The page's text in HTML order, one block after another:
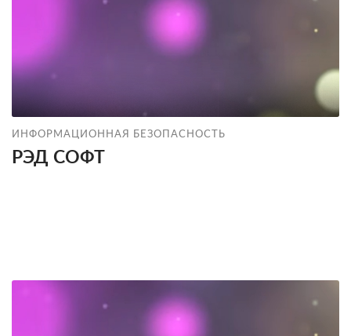
ИНФОРМАЦИОННАЯ БЕЗОПАСНОСТЬ
РЭД СОФТ